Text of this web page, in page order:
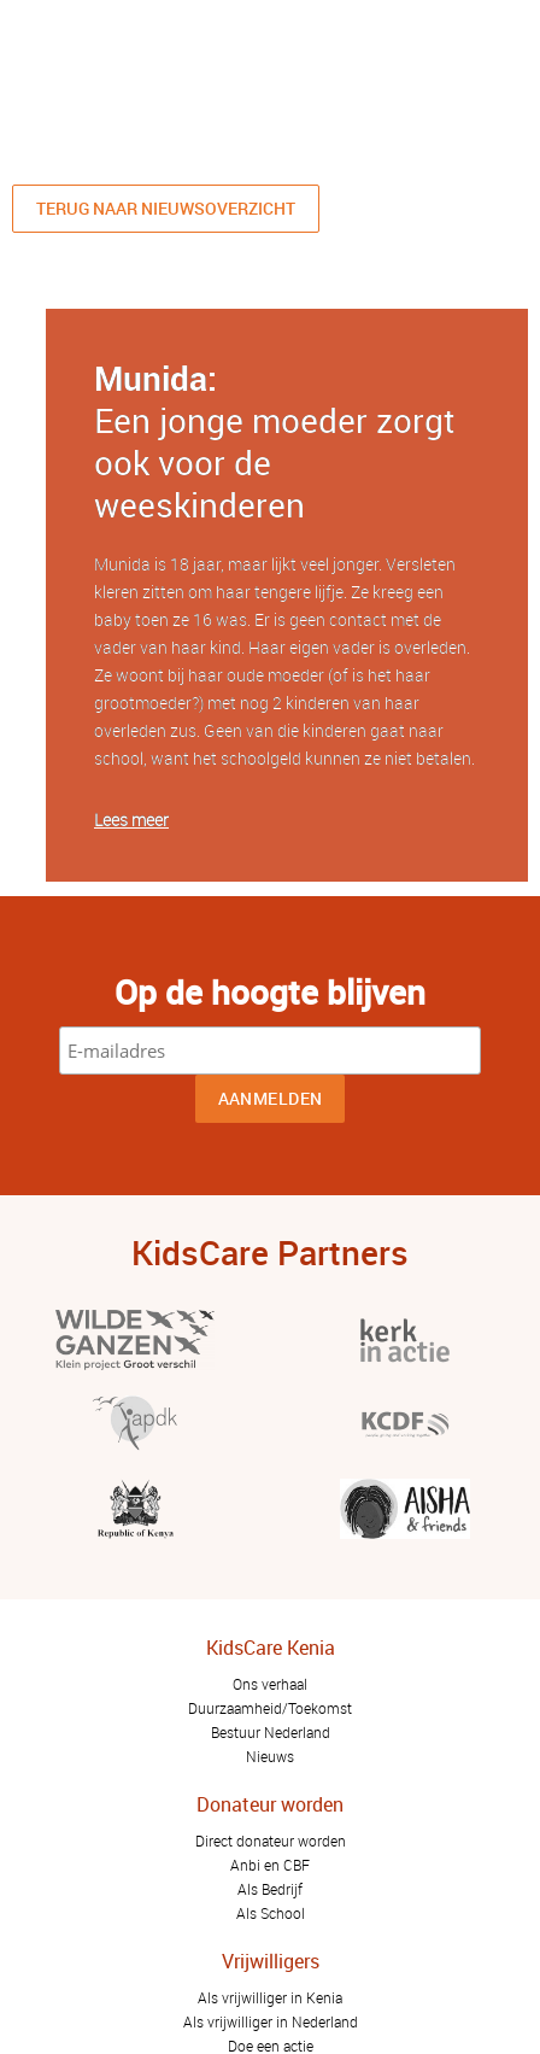
TERUG NAAR NIEUWSOVERZICHT
Munida:
Een jonge moeder zorgt
ook voor de
weeskinderen
Munida is 18 jaar, maar lijkt veel jonger. Versleten
kleren zitten om haar tengere lijfje. Ze kreeg een
baby toen ze 16 was. Er is geen contact met de
vader van haar kind. Haar eigen vader is overleden.
Ze woont bij haar oude moeder (of is het haar
grootmoeder?) met nog 2 kinderen van haar
overleden zus. Geen van die kinderen gaat naar
school, want het schoolgeld kunnen ze niet betalen.
Lees meer
Op de hoogte blijven
KidsCare Partners
KidsCare Kenia
Ons verhaal
Duurzaamheid/Toekomst
Bestuur Nederland
Nieuws
Donateur worden
Direct donateur worden
Anbi en CBF
Als Bedrijf
Als School
Vrijwilligers
Als vrijwilliger in Kenia
Als vrijwilliger in Nederland
Doe een actie